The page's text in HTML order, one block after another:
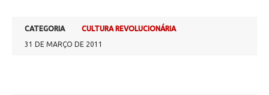
CATEGORIA
CULTURA REVOLUCIONÁRIA
31 DE MARÇO DE 2011